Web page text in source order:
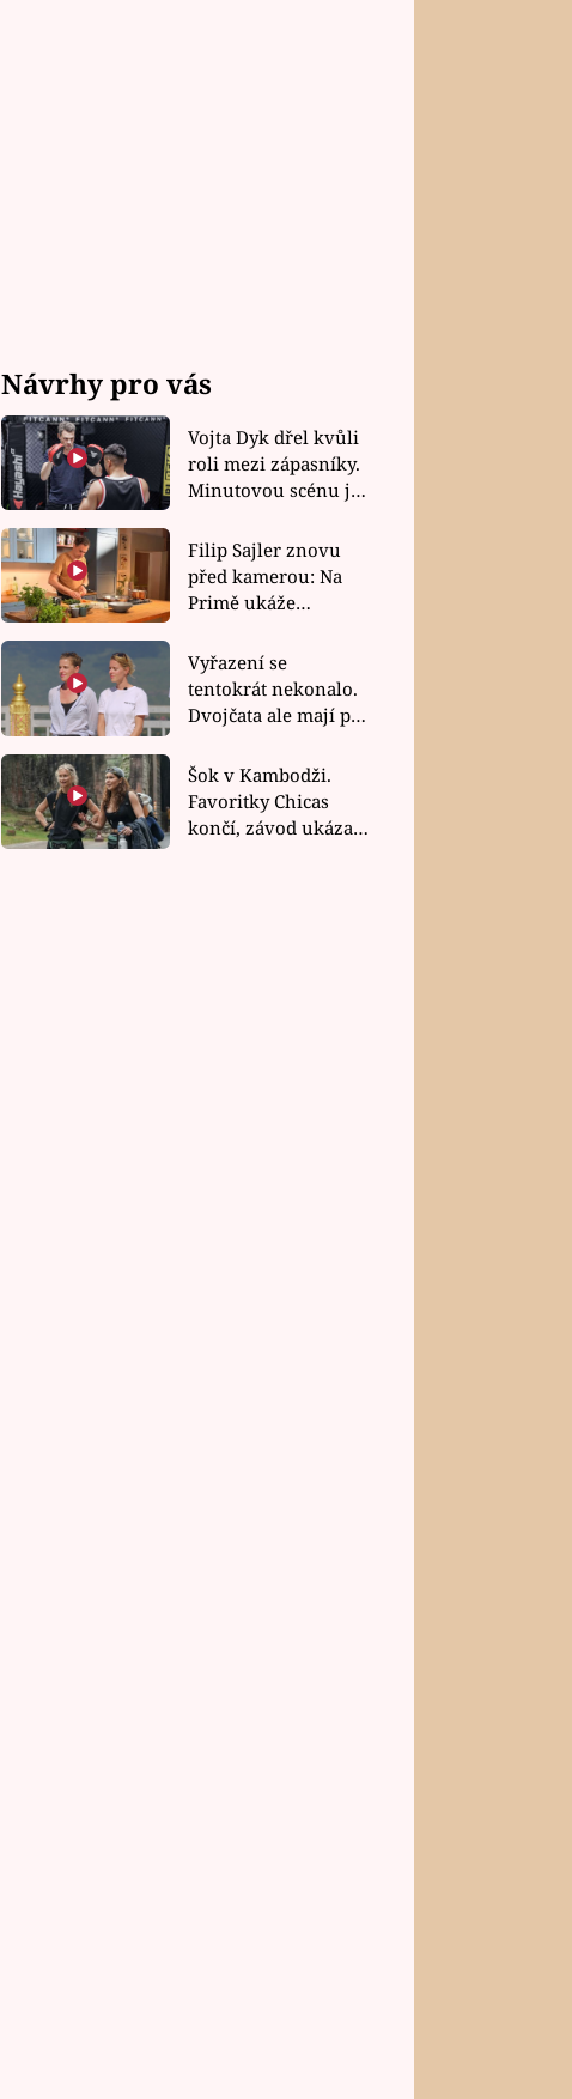
Návrhy pro vás
Vojta Dyk dřel kvůli
roli mezi zápasníky.
Minutovou scénu jel
Filip Sajler znovu
před kamerou: Na
Primě ukáže
rychlé recepty
Vyřazení se
tentokrát nekonalo.
Dvojčata ale mají po
závodu nůž na krku
Šok v Kambodži.
Favoritky Chicas
končí, závod ukázal